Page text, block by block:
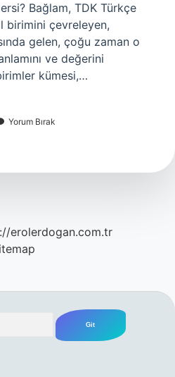
Bağlam, TDK Türkçe
birimini çevreleyen,
gelen, çoğu zaman o
ve değerini
kümesi,…
Yorum Bırak
erolerdogan.com.tr